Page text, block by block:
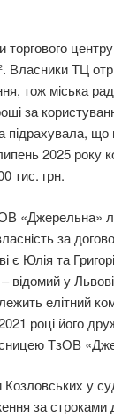
торгового
Власники ТЦ
тож міська
за
що
2025 року
тис. грн.
«Джерельна»
за
є Юлія та
відомий у
елітний
році його
ТзОВ
у
за строками